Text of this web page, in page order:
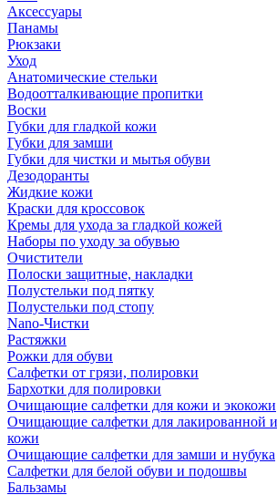
Аксессуары
Панамы
Рюкзаки
Уход
Анатомические стельки
Водоотталкивающие пропитки
Воски
Губки для гладкой кожи
Губки для замши
Губки для чистки и мытья обуви
Дезодоранты
Жидкие кожи
Краски для кроссовок
Кремы для ухода за гладкой кожей
Наборы по уходу за обувью
Очистители
Полоски защитные, накладки
Полустельки под пятку
Полустельки под стопу
Nano-Чистки
Растяжки
Рожки для обуви
Салфетки от грязи, полировки
Бархотки для полировки
Очищающие салфетки для кожи и экокожи
Очищающие салфетки для лакированной
кожи
Очищающие салфетки для замши и нубука
Салфетки для белой обуви и подошвы
Бальзамы